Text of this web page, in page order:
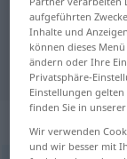
aufgeführten
Inhalte und
können dieses
ändern oder Ihre
Privatsphäre-
Einstellungen
finden Sie in
Wir verwenden
und wir besser mit